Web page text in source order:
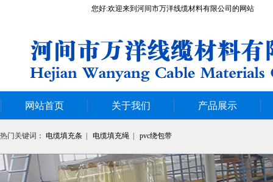
您好:欢迎来到河间市万洋线缆材料有限公司的网站
网站首页 关于我们 产品展示
热门关键词： 电缆填充条 电缆填充绳 pvc绕包带